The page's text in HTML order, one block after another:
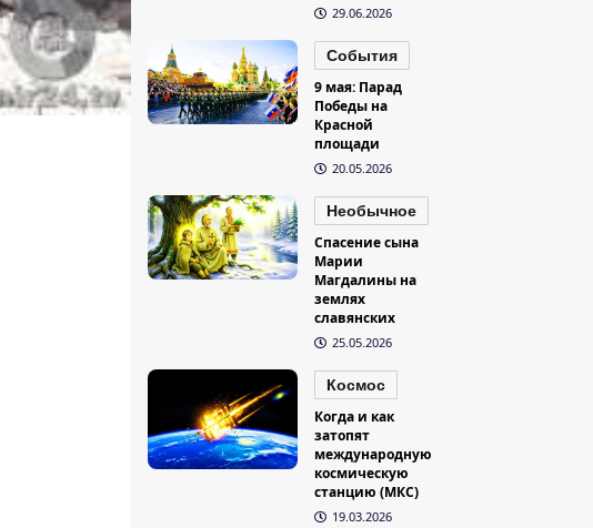
29.06.2026
События
9 мая: Парад
Победы на
Красной
площади
20.05.2026
Необычное
Спасение сына
Марии
Магдалины на
землях
славянских
25.05.2026
Космос
Когда и как
затопят
международную
космическую
станцию (МКС)
19.03.2026